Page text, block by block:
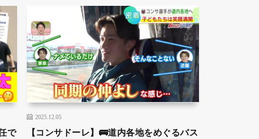
で
2025.12.05
【コンサドーレ】🚌道内各地をめぐるバス